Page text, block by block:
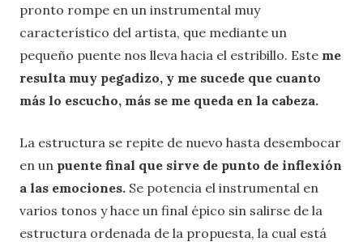
pronto rompe en un instrumental muy
característico del artista, que mediante un
pequeño puente nos lleva hacia el estribillo. Este me
resulta muy pegadizo, y me sucede que cuanto
más lo escucho, más se me queda en la cabeza.
La estructura se repite de nuevo hasta desembocar
en un puente final que sirve de punto de inflexión
a las emociones. Se potencia el instrumental en
varios tonos y hace un final épico sin salirse de la
estructura ordenada de la propuesta, la cual está